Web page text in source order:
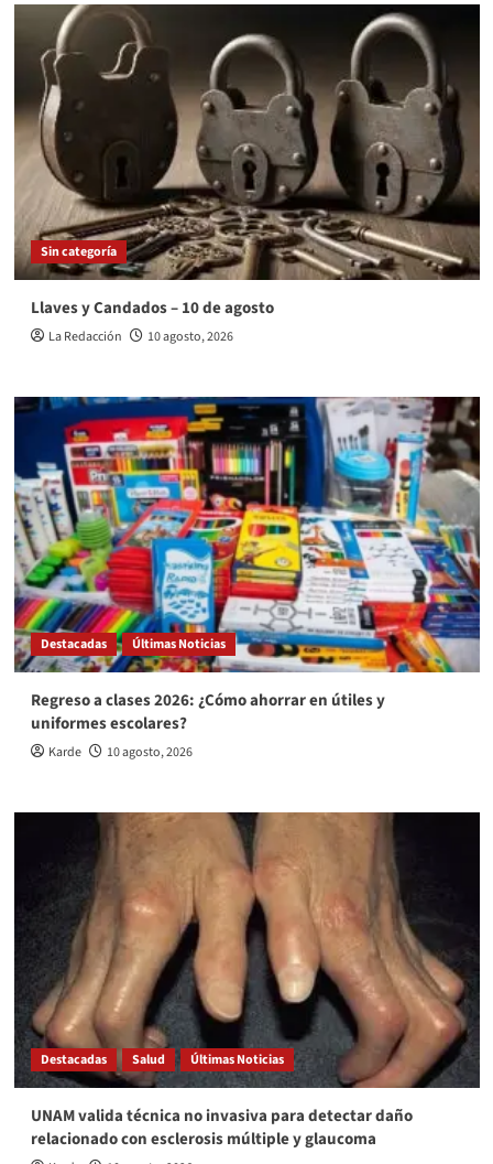
Sin categoría
Llaves y Candados – 10 de agosto
La Redacción 10 agosto, 2026
Destacadas Últimas Noticias
Regreso a clases 2026: ¿Cómo ahorrar en útiles y
uniformes escolares?
Karde 10 agosto, 2026
Destacadas Salud Últimas Noticias
UNAM valida técnica no invasiva para detectar daño
relacionado con esclerosis múltiple y glaucoma